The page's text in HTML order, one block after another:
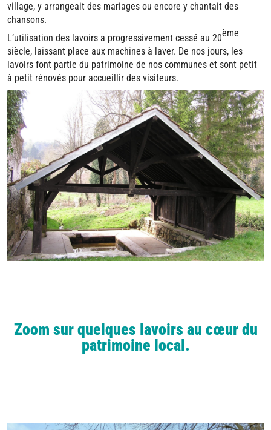
village, y arrangeait des mariages ou encore y chantait des
chansons.
L’utilisation des lavoirs a progressivement cessé au 20ème
siècle, laissant place aux machines à laver. De nos jours, les
lavoirs font partie du patrimoine de nos communes et sont petit
à petit rénovés pour accueillir des visiteurs.
Zoom sur quelques lavoirs au cœur du
patrimoine local.